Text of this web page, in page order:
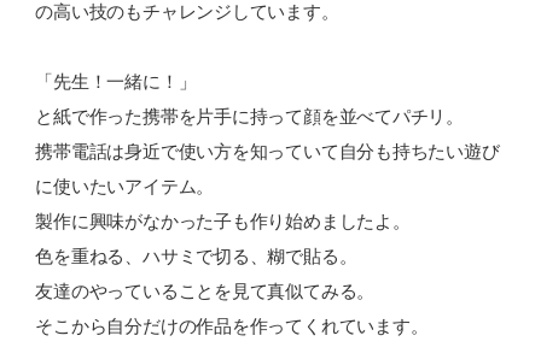
の高い技のもチャレンジしています。
「先生！一緒に！」
と紙で作った携帯を片手に持って顔を並べてパチリ。
携帯電話は身近で使い方を知っていて自分も持ちたい遊び
に使いたいアイテム。
製作に興味がなかった子も作り始めましたよ。
色を重ねる、ハサミで切る、糊で貼る。
友達のやっていることを見て真似てみる。
そこから自分だけの作品を作ってくれています。